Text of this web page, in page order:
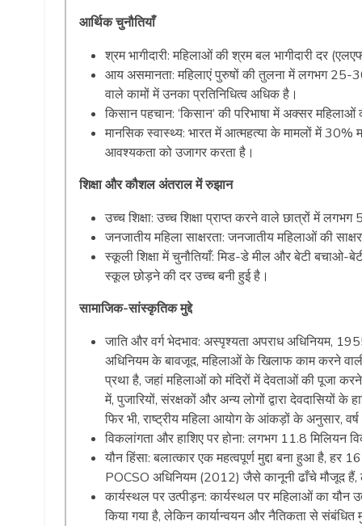
आर्थिक चुनौतियाँ
श्रम भागीदारी: महिलाओं की श्रम बल भागीदारी दर
आय असमानता: महिलाएं पुरुषों की तुलना में लगभग 25-
वाले कामों में उनका प्रतिनिधित्व अधिक है।
किसान पहचान: ‘किसान’ की परिभाषा में अक्सर महिलाओं
मानसिक स्वास्थ्य: भारत में आत्महत्या के मामलों में 30%
आवश्यकता को उजागर करता है।
शिक्षा और कौशल अंतराल में रुझान
उच्च शिक्षा: उच्च शिक्षा प्राप्त करने वाले छात्रों में
जनजातीय महिला साक्षरता: जनजातीय महिलाओं की
स्कूली शिक्षा में चुनौतियाँ: मिड-डे मील और बेटी
स्कूल छोड़ने की दर उच्च बनी हुई है।
सामाजिक-सांस्कृतिक मुद्दे
जाति और वर्ग भेदभाव: अस्पृश्यता अपराध अधिनियम,
अधिनियम के बावजूद, महिलाओं के खिलाफ काम करने
प्रथा है, जहां महिलाओं को मंदिरों में देवताओं की पूजा
में, पुजारियों, संरक्षकों और अन्य लोगों द्वारा
फिर भी, राष्ट्रीय महिला आयोग के आंकड़ों के अनुसार,
विकलांगता और हाशिए पर होना: लगभग 11.8 मिलियन
यौन हिंसा: बलात्कार एक महत्वपूर्ण मुद्दा बना हुआ है,
POCSO अधिनियम (2012) जैसे कानूनी ढाँचे मौजूद हैं,
कार्यस्थल पर उत्पीड़न: कार्यस्थल पर महिलाओं का यौन
किया गया है, लेकिन कार्यान्वयन और नैतिकता से संबंधित